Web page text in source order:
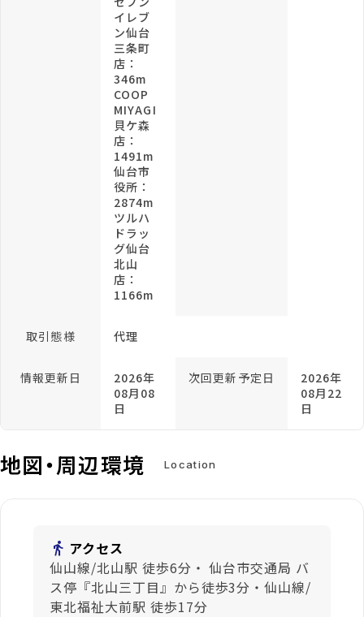
イレブ
ン仙台
三条町
店：
346m
COOP
MIYAGI
貝ケ森
店：
1491m
仙台市
役所：
2874m
ツルハ
ドラッ
グ仙台
北山
店：
1166m
取引態様 代理
情報更新日
2026年
08月08
日
次回更新予定日
2026年
08月22
日
地図・周辺環境 Location
directions_walk アクセス
仙山線/北山駅 徒歩6分・ 仙台市交通局 バ
ス停『北山三丁目』から徒歩3分・仙山線/
東北福祉大前駅 徒歩17分